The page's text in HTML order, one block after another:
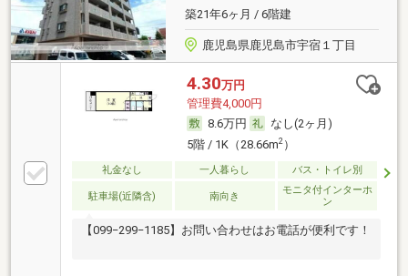
築21年6ヶ月 / 6階建
鹿児島県鹿児島市宇宿１丁目
4.30万円
管理費4,000円
8.6万円
なし(2ヶ月)
5階 / 1K（28.66m2）
礼金なし 一人暮らし バス・トイレ別
駐車場(近隣含) 南向き
モニタ付インターホ
ン
【099−299−1185】お問い合わせはお電話が便利です！